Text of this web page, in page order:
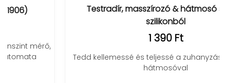
Testradír, masszírozó & hátmosó szalag
Tedd kellemessé és teljessé a zuhanyzást a szilikon